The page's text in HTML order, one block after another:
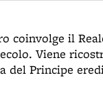
coinvolge il
Viene
del Principe